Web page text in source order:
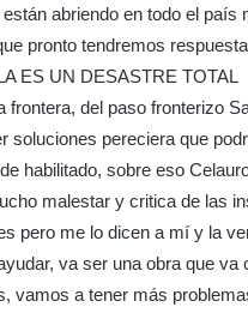
abriendo en todo el
pronto tendremos
ES UN DESASTRE TOTAL
frontera, del paso fronterizo
soluciones pereciera que
habilitado, sobre eso
malestar y critica de las
pero me lo dicen a mí y la
va ser una obra que
vamos a tener más